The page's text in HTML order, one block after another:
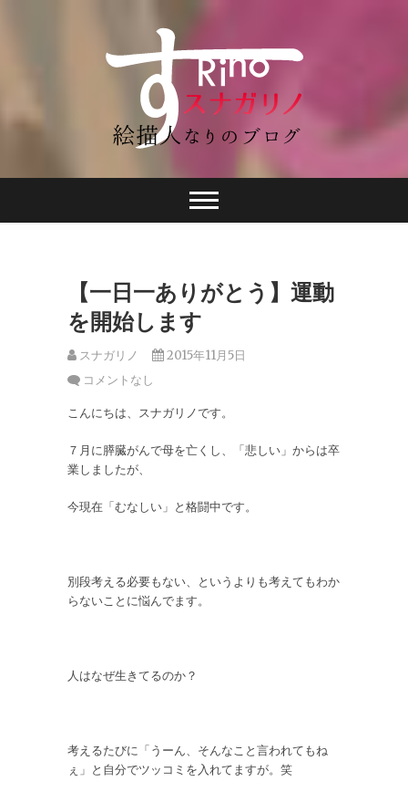
【一日一ありがとう】運動
を開始します
スナガリノ
2015年11月5日
コメントなし
こんにちは、スナガリノです。
７月に膵臓がんで母を亡くし、「悲しい」からは卒
業しましたが、
今現在「むなしい」と格闘中です。
別段考える必要もない、というよりも考えてもわか
らないことに悩んでます。
人はなぜ生きてるのか？
考えるたびに「うーん、そんなこと言われてもね
ぇ」と自分でツッコミを入れてますが。笑